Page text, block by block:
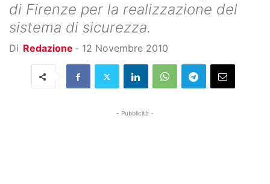
di Firenze per la realizzazione del
sistema di sicurezza.
Di Redazione - 12 Novembre 2010
- Pubblicità -